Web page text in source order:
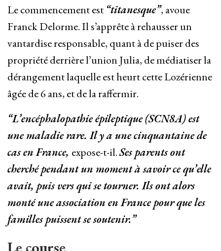
Le commencement est “titanesque”, avoue
Franck Delorme. Il s’apprête à rehausser un
vantardise responsable, quant à de puiser des
propriété derrière l’union Julia, de médiatiser la
dérangement laquelle est heurt cette Lozérienne
âgée de 6 ans, et de la raffermir.
“L’encéphalopathie épileptique (SCN8A) est
une maladie rare. Ily a une cinquantaine de
cas en France, expose-t-il.Ses parents ont
cherché pendant un moment à savoir ce qu’elle
avait, puis vers qui se tourner. Ils ont alors
monté une association en France pour que les
familles puissent se soutenir.”